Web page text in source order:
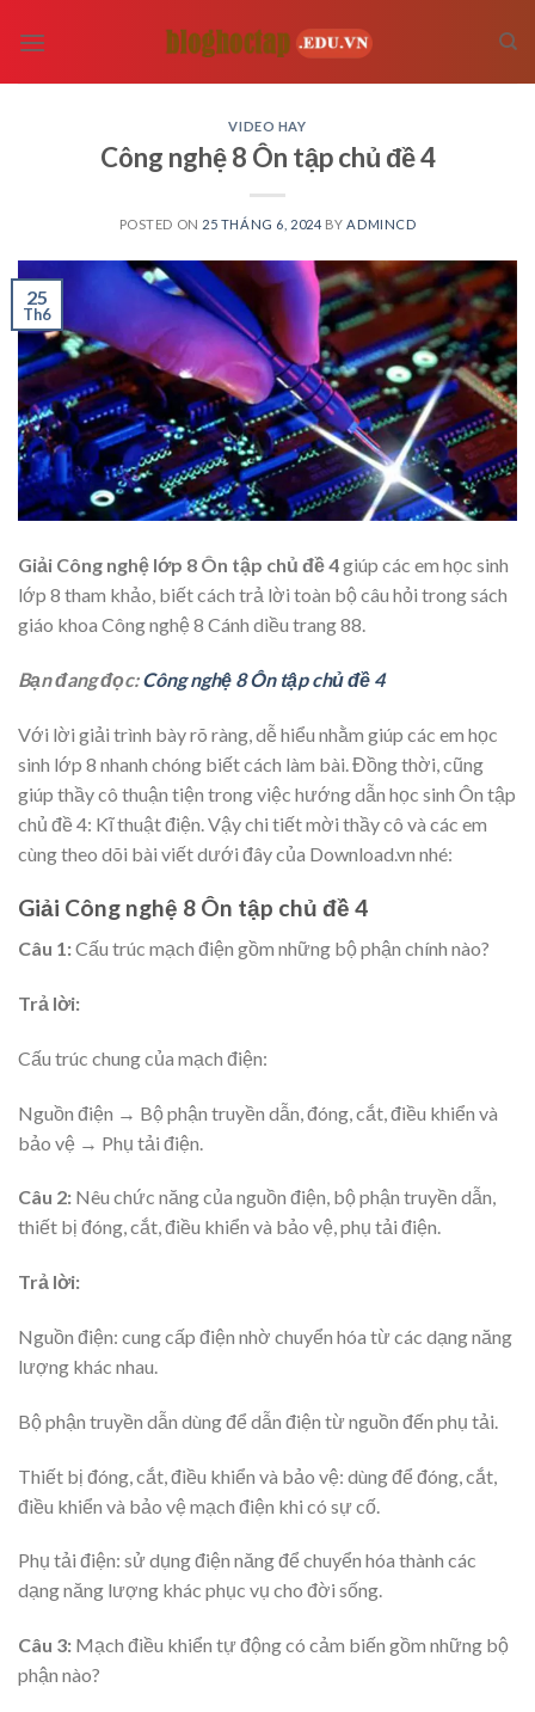
VIDEO HAY
Công nghệ 8 Ôn tập chủ đề 4
POSTED ON 25 THÁNG 6, 2024 BY ADMINCD
25
Th6
Giải Công nghệ lớp 8 Ôn tập chủ đề 4giúp các em học sinh
lớp 8 tham khảo, biết cách trả lời toàn bộ câu hỏi trong sách
giáo khoa Công nghệ 8 Cánh diều trang 88.
Bạn đang đọc:Công nghệ 8 Ôn tập chủ đề 4
Với lời giải trình bày rõ ràng, dễ hiểu nhằm giúp các em học
sinh lớp 8 nhanh chóng biết cách làm bài. Đồng thời, cũng
giúp thầy cô thuận tiện trong việc hướng dẫn học sinh Ôn tập
chủ đề 4: Kĩ thuật điện. Vậy chi tiết mời thầy cô và các em
cùng theo dõi bài viết dưới đây của Download.vn nhé:
Giải Công nghệ 8 Ôn tập chủ đề 4
Câu 1:Cấu trúc mạch điện gồm những bộ phận chính nào?
Trả lời:
Cấu trúc chung của mạch điện:
Nguồn điện → Bộ phận truyền dẫn, đóng, cắt, điều khiển và
bảo vệ → Phụ tải điện.
Câu 2: Nêu chức năng của nguồn điện, bộ phận truyền dẫn,
thiết bị đóng, cắt, điều khiển và bảo vệ, phụ tải điện.
Trả lời:
Nguồn điện: cung cấp điện nhờ chuyển hóa từ các dạng năng
lượng khác nhau.
Bộ phận truyền dẫn dùng để dẫn điện từ nguồn đến phụ tải.
Thiết bị đóng, cắt, điều khiển và bảo vệ: dùng để đóng, cắt,
điều khiển và bảo vệ mạch điện khi có sự cố.
Phụ tải điện: sử dụng điện năng để chuyển hóa thành các
dạng năng lượng khác phục vụ cho đời sống.
Câu 3: Mạch điều khiển tự động có cảm biến gồm những bộ
phận nào?